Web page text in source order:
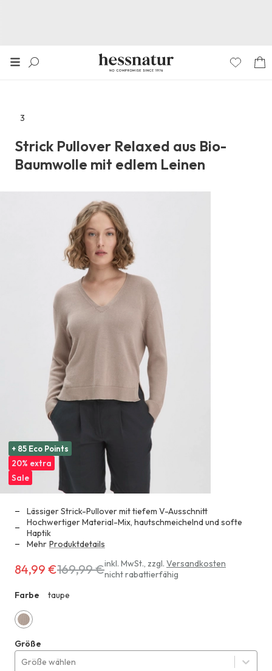
+ 85 Eco Points
20% extra
Sale
Zu
Reviews
3
Strick Pullover Relaxed aus Bio-
Baumwolle mit edlem Leinen
Lässiger Strick-Pullover mit tiefem V-Ausschnitt
Hochwertiger Material-Mix, hautschmeichelnd und softe
Haptik
Mehr Produktdetails
Erhältlich
für
anstatt
169,99 €
84,99 €169,99 €inkl. MwSt., zzgl. Versandkosten
nicht rabattierfähig
Farbe
taupe
Größe
Größe wählen